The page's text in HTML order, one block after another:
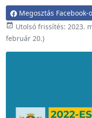
Megosztás Facebook-
 Utolsó frissítés: 2023.
február 20.)